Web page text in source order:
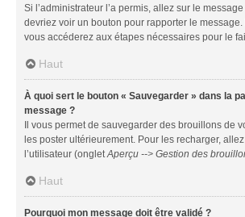
Si l’administrateur l’a permis, allez sur le
devriez voir un bouton pour rapporter le
vous accéderez aux étapes nécessaires pour le
Haut
À quoi sert le bouton « Sauvegarder » dans la
message ?
Il vous permet de sauvegarder des brouillons de
les poster ultérieurement. Pour les recharger,
l’utilisateur (ongletAperçu --> Gestion des
Haut
Pourquoi mon message doit être validé ?